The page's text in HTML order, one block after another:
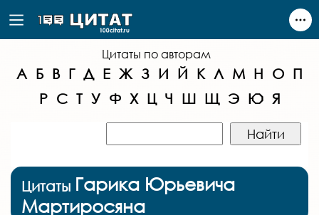
Цитаты по авторам
А Б В Г Д Е Ж З И Й К Л М Н О П
Р С Т У Ф Х Ц Ч Ш Щ Э Ю Я
Цитаты Гарика Юрьевича
Мартиросяна